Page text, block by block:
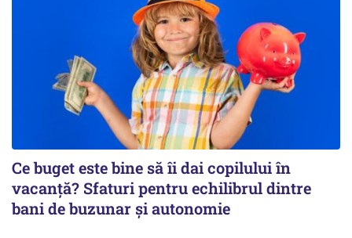
Ce buget este bine să îi dai copilului în
vacanță? Sfaturi pentru echilibrul dintre
bani de buzunar și autonomie